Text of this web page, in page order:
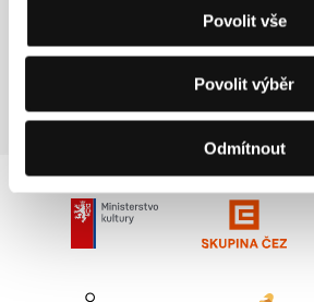
Povolit vše
Povolit výběr
Odmítnout
Sekce:Pocta Larise Šepiťkové